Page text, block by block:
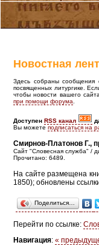
Новостная
Здесь собраны сообщения
посвященных литургике.
чтобы новости вашего
при помощи форума
Доступен RSS канал
Вы можете подписаться на
Смирнов-Платонов Г.,
Сайт "Словесная служба" /
Прочитано: 6489.
На сайте размещена
1850); обновлены
Поделиться…
Перейти по ссылке:
Навигация: «